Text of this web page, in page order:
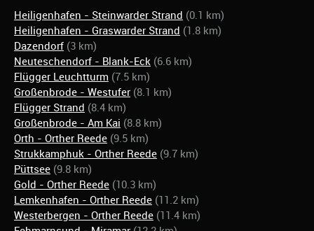
Heiligenhafen - Steinwarder Strand (0.1 km)
Heiligenhafen - Graswarder Strand (1.8 km)
Dazendorf (3 km)
Neuteschendorf - Blank-Eck (6.6 km)
Flügger Leuchtturm (7.5 km)
Großenbrode - Westufer (8.1 km)
Flügger Strand (8.4 km)
Großenbrode - Am Kai (8.8 km)
Orth - Orther Reede (9.5 km)
Strukkamphuk - Orther Reede (9.7 km)
Püttsee (9.8 km)
Gold - Orther Reede (10.3 km)
Lemkenhafen - Orther Reede (11.2 km)
Westerbergen - Orther Reede (11.4 km)